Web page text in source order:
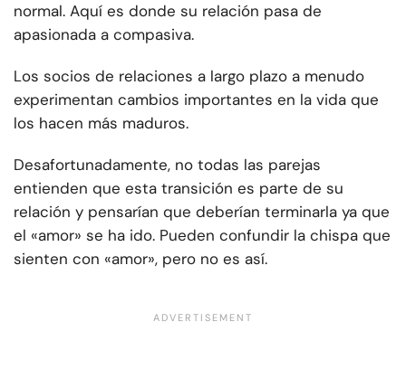
normal. Aquí es donde su relación pasa de
apasionada a compasiva.
Los socios de relaciones a largo plazo a menudo
experimentan cambios importantes en la vida que
los hacen más maduros.
Desafortunadamente, no todas las parejas
entienden que esta transición es parte de su
relación y pensarían que deberían terminarla ya que
el «amor» se ha ido. Pueden confundir la chispa que
sienten con «amor», pero no es así.